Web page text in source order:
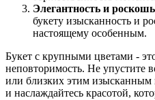
Элегантность и роскошь
букету изысканность и
настоящему особенным.
Букет с крупными цветами -
неповторимость. Не упустите
или близких этим
и наслаждайтесь красотой,